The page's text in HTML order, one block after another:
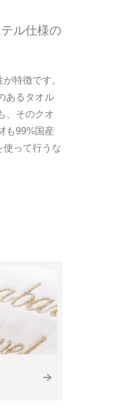
ル仕様の
特徴です。
あるタオル
、そのクオ
も99%国産
使って行うな